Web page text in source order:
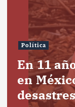
Política
En 11
en